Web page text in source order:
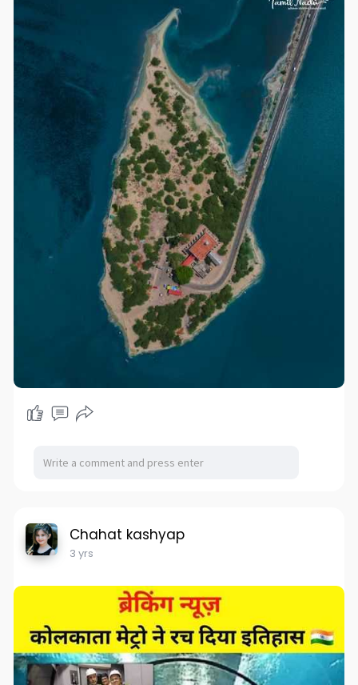
Chahat kashyap
3 yrs